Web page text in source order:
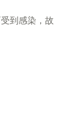
到感染，故